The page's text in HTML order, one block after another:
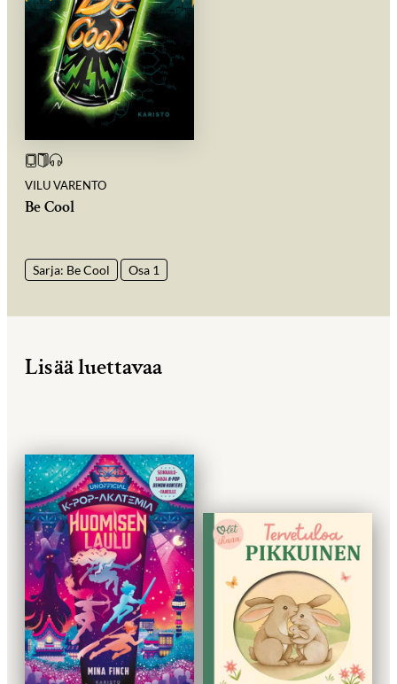
VILU VARENTO
Be Cool
Sarja: Be Cool Osa 1
Lisää luettavaa